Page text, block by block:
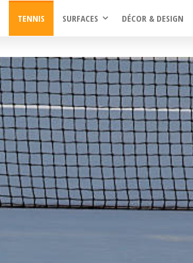
TENNIS SURFACES DÉCOR & DESIGN